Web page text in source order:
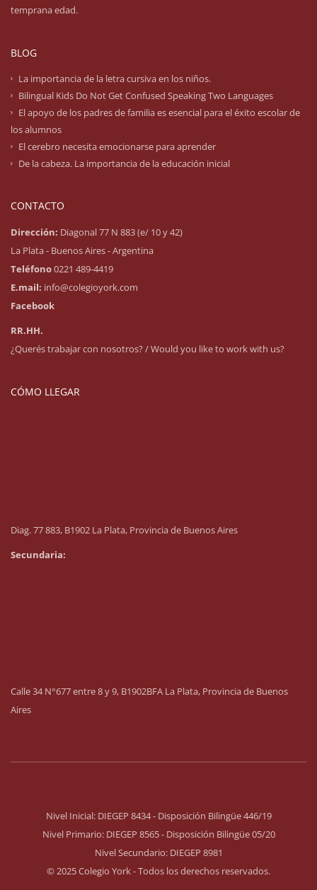
temprana edad.
BLOG
La importancia de la letra cursiva en los niños.
Bilingual Kids Do Not Get Confused Speaking Two Languages
El apoyo de los padres de familia es esencial para el éxito escolar de
los alumnos
El cerebro necesita emocionarse para aprender
De la cabeza. La importancia de la educación inicial
CONTACTO
Dirección: Diagonal 77 N 883 (e/ 10 y 42)
La Plata - Buenos Aires - Argentina
Teléfono0221 489-4419
E.mail: info@colegioyork.com
Facebook
RR.HH.
¿Querés trabajar con nosotros? / Would you like to work with us?
CÓMO LLEGAR
Diag. 77 883, B1902 La Plata, Provincia de Buenos Aires
Secundaria:
Calle 34 N°677 entre 8 y 9, B1902BFA La Plata, Provincia de Buenos
Aires
Nivel Inicial: DIEGEP 8434 - Disposición Bilingüe 446/19
Nivel Primario: DIEGEP 8565 - Disposición Bilingüe 05/20
Nivel Secundario: DIEGEP 8981
© 2025 Colegio York - Todos los derechos reservados.